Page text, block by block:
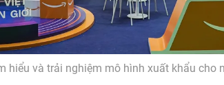
hiểu và trải nghiệm mô hình xuất khẩu cho